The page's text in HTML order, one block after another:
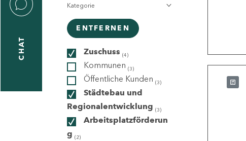
CHAT
Kategorie
ENTFERNEN
Zuschuss (4)
Kommunen (3)
Öffentliche Kunden (3)
Städtebau und
Regionalentwicklung (3)
Arbeitsplatzförderun
g (2)